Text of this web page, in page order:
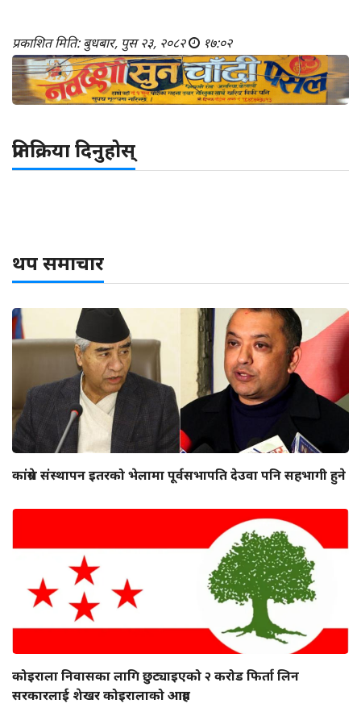
प्रकाशित मिति: बुधबार, पुस २३, २०८२ १७:०२
प्रतिक्रिया दिनुहोस्
थप समाचार
कांग्रेस संस्थापन इतरको भेलामा पूर्वसभापति देउवा पनि सहभागी हुने
कोइराला निवासका लागि छुट्याइएको २ करोड फिर्ता लिन
सरकारलाई शेखर कोइरालाको आग्रह